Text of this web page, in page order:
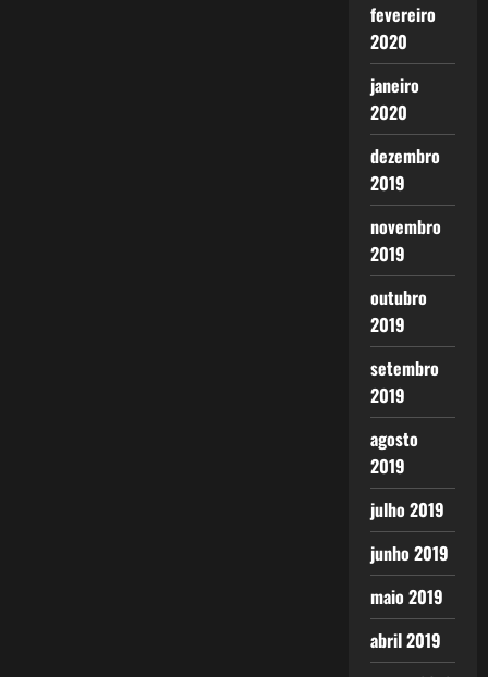
fevereiro
2020
janeiro
2020
dezembro
2019
novembro
2019
outubro
2019
setembro
2019
agosto
2019
julho 2019
junho 2019
maio 2019
abril 2019